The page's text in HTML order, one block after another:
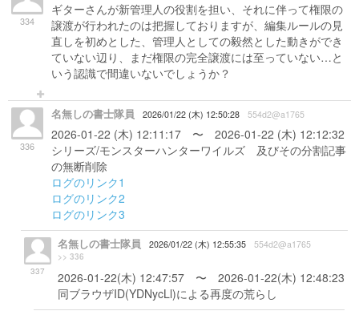
334
ギターさんが新管理人の役割を担い、それに伴って権限の
譲渡が行われたのは把握しておりますが、編集ルールの見
直しを初めとした、管理人としての毅然とした動きができ
ていない辺り、まだ権限の完全譲渡には至っていない…と
いう認識で間違いないでしょうか？
336
名無しの書士隊員 2026/01/22 (木) 12:50:28 554d2@a1765
2026-01-22 (木) 12:11:17 〜 2026-01-22 (木) 12:12:32
シリーズ/モンスターハンターワイルズ 及びその分割記事
の無断削除
ログのリンク1
ログのリンク2
ログのリンク3
337
名無しの書士隊員 2026/01/22 (木) 12:55:35 554d2@a1765
>> 336
2026-01-22(木) 12:47:57 〜 2026-01-22(木) 12:48:23
同ブラウザID(YDNycLl)による再度の荒らし